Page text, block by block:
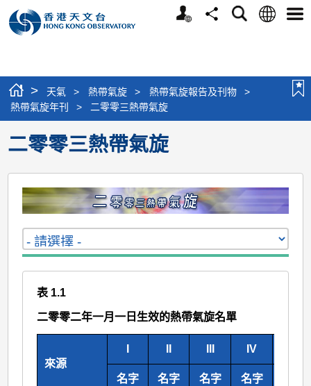
個
分
搜
語
選
> 天氣 > 熱帶氣旋 > 熱帶氣旋報告及刊物
>
熱帶氣旋年刊
> 二零零三熱帶氣旋
二零零三熱帶氣旋
表 1.1
二零零二年一月一日生效的熱帶氣旋名單
來源
IV
名字 名字 名字 名字